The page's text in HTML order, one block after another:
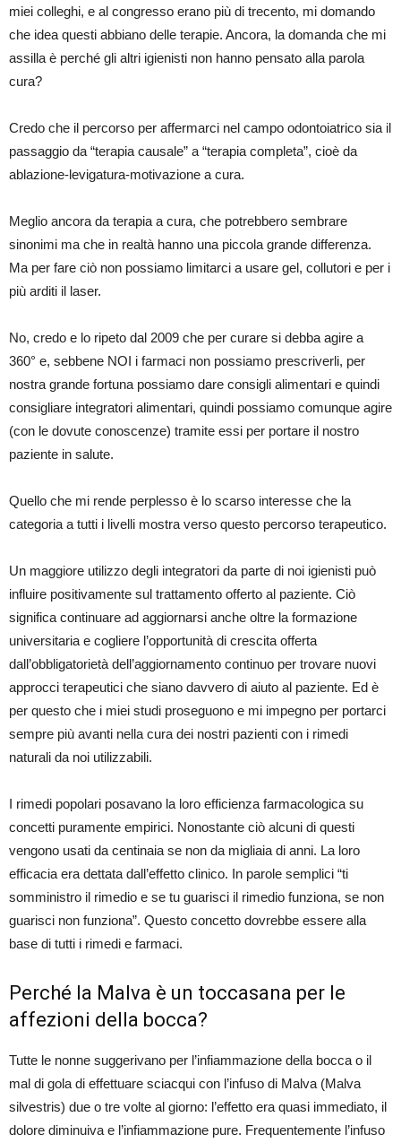
miei colleghi, e al congresso erano più di trecento, mi domando
che idea questi abbiano delle terapie. Ancora, la domanda che mi
assilla è perché gli altri igienisti non hanno pensato alla parola
cura?
Credo che il percorso per affermarci nel campo odontoiatrico sia il
passaggio da “terapia causale” a “terapia completa”, cioè da
ablazione-levigatura-motivazione a cura.
Meglio ancora da terapia a cura, che potrebbero sembrare
sinonimi ma che in realtà hanno una piccola grande differenza.
Ma per fare ciò non possiamo limitarci a usare gel, collutori e per i
più arditi il laser.
No, credo e lo ripeto dal 2009 che per curare si debba agire a
360° e, sebbene NOI i farmaci non possiamo prescriverli, per
nostra grande fortuna possiamo dare consigli alimentari e quindi
consigliare integratori alimentari, quindi possiamo comunque agire
(con le dovute conoscenze) tramite essi per portare il nostro
paziente in salute.
Quello che mi rende perplesso è lo scarso interesse che la
categoria a tutti i livelli mostra verso questo percorso terapeutico.
Un maggiore utilizzo degli integratori da parte di noi igienisti può
influire positivamente sul trattamento offerto al paziente. Ciò
significa continuare ad aggiornarsi anche oltre la formazione
universitaria e cogliere l’opportunità di crescita offerta
dall’obbligatorietà dell’aggiornamento continuo per trovare nuovi
approcci terapeutici che siano davvero di aiuto al paziente. Ed è
per questo che i miei studi proseguono e mi impegno per portarci
sempre più avanti nella cura dei nostri pazienti con i rimedi
naturali da noi utilizzabili.
I rimedi popolari posavano la loro efficienza farmacologica su
concetti puramente empirici. Nonostante ciò alcuni di questi
vengono usati da centinaia se non da migliaia di anni. La loro
efficacia era dettata dall’effetto clinico. In parole semplici “ti
somministro il rimedio e se tu guarisci il rimedio funziona, se non
guarisci non funziona”. Questo concetto dovrebbe essere alla
base di tutti i rimedi e farmaci.
Perché la Malva è un toccasana per le
affezioni della bocca?
Tutte le nonne suggerivano per l’infiammazione della bocca o il
mal di gola di effettuare sciacqui con l’infuso di Malva (Malva
silvestris) due o tre volte al giorno: l’effetto era quasi immediato, il
dolore diminuiva e l’infiammazione pure. Frequentemente l’infuso